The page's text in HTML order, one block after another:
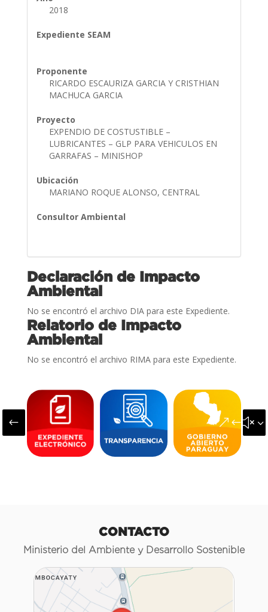
2018
Expediente SEAM
Proponente
RICARDO ESCAURIZA GARCIA Y CRISTHIAN
MACHUCA GARCIA
Proyecto
EXPENDIO DE COSTUSTIBLE –
LUBRICANTES – GLP PARA VEHICULOS EN
GARRAFAS – MINISHOP
Ubicación
MARIANO ROQUE ALONSO, CENTRAL
Consultor Ambiental
Declaración de Impacto
Ambiental
No se encontró el archivo DIA para este Expediente.
Relatorio de Impacto
Ambiental
No se encontró el archivo RIMA para este Expediente.
#
CONTACTO
Ministerio del Ambiente y Desarrollo Sostenible